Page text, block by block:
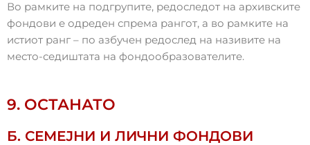
Во рамките на подгрупите, редоследот на архивските
фондови е одреден спрема рангот, а во рамките на
истиот ранг – по азбучен редослед на називите на
место-седиштата на фондообразователите.
9. ОСТАНАТО
Б. СЕМЕЈНИ И ЛИЧНИ ФОНДОВИ